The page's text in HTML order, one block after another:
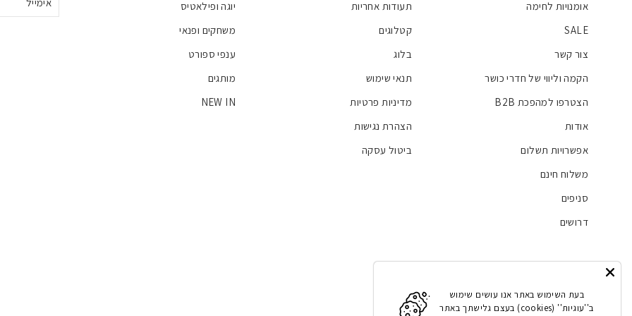
אומנויות לחימה
SALE
צור קשר
הקמה וליווי של חדרי כושר
הצטרפו למהפכת B2B
אודות
אפשרויות תשלום
משלוח חינם
סניפים
דרושים
תעודות אחריות
קטלוגים
בלוג
תנאי שימוש
מדיניות פרטיות
הצהרת נגישות
ביטול עסקה
יוגה ופילאטיס
משחקים ופנאי
ענפי ספורט
מותגים
NEW IN
בעת השימוש באתר אנו עושים שימוש
ב''עוגיות'' (cookies) בעצם גלישתך באתר